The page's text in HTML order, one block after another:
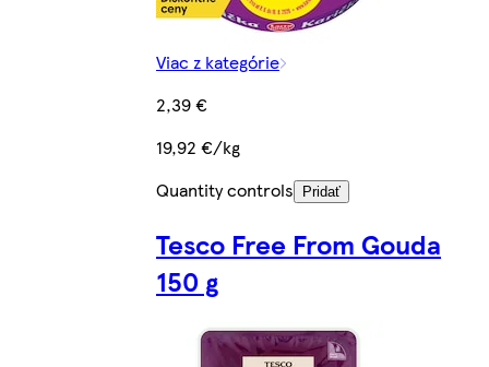
Viac z kategórie
2,39 €
19,92 €/kg
Quantity controls
Pridať
Tesco Free From Gouda
150 g